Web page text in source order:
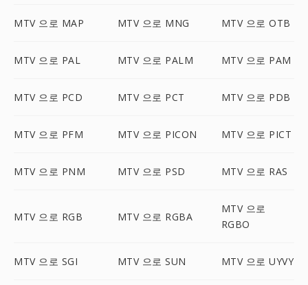
MTV 으로 MAP MTV 으로 MNG MTV 으로 OTB
MTV 으로 PAL MTV 으로 PALM MTV 으로 PAM
MTV 으로 PCD MTV 으로 PCT MTV 으로 PDB
MTV 으로 PFM MTV 으로 PICON MTV 으로 PICT
MTV 으로 PNM MTV 으로 PSD MTV 으로 RAS
MTV 으로 RGB MTV 으로 RGBA
MTV 으로
RGBO
MTV 으로 SGI MTV 으로 SUN MTV 으로 UYVY